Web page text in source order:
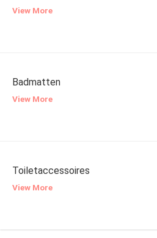
View More
Badmatten
View More
Toiletaccessoires
View More